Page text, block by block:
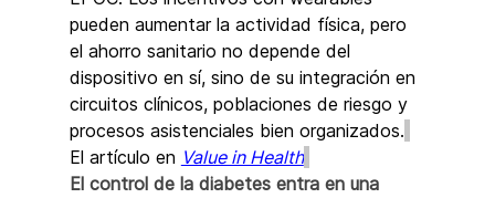
pueden aumentar la actividad física, pero
el ahorro sanitario no depende del
dispositivo en sí, sino de su integración en
circuitos clínicos, poblaciones de riesgo y
procesos asistenciales bien organizados.
El artículo en Value in Health
El control de la diabetes entra en una